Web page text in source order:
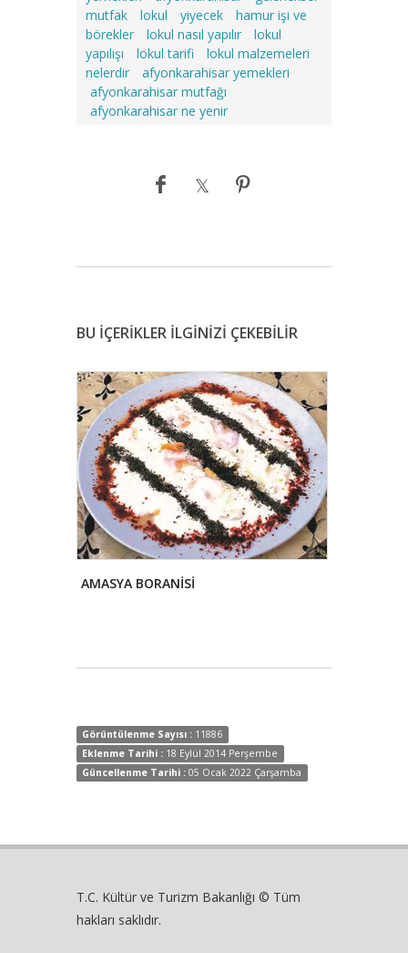
mutfak
lokul yiyecek
hamur işi ve
börekler
lokul nasıl yapılır
lokul
yapılışı
lokul tarifi
lokul malzemeleri
nelerdir
afyonkarahisar yemekleri
afyonkarahisar mutfağı
afyonkarahisar ne yenir
BU İÇERİKLER İLGİNİZİ ÇEKEBİLİR
AMASYA BORANİSİ
Görüntülenme Sayısı : 11886
Eklenme Tarihi : 18 Eylül 2014 Perşembe
Güncellenme Tarihi : 05 Ocak 2022 Çarşamba
T.C. Kültür ve Turizm Bakanlığı © Tüm
hakları saklıdır.